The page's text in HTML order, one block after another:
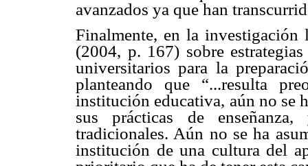
avanzados ya que han
Finalmente, en la
(2004, p. 167) sobre
universitarios para la
planteando que “...resulta
institución educativa, aún no se
sus prácticas de
tradicionales. Aún no se ha
institución de una cultura del